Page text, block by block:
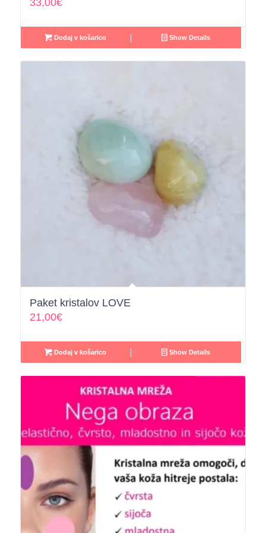
33,00€
Dodaj v košarico Show Details
Paket kristalov LOVE
21,00€
Dodaj v košarico Show Details